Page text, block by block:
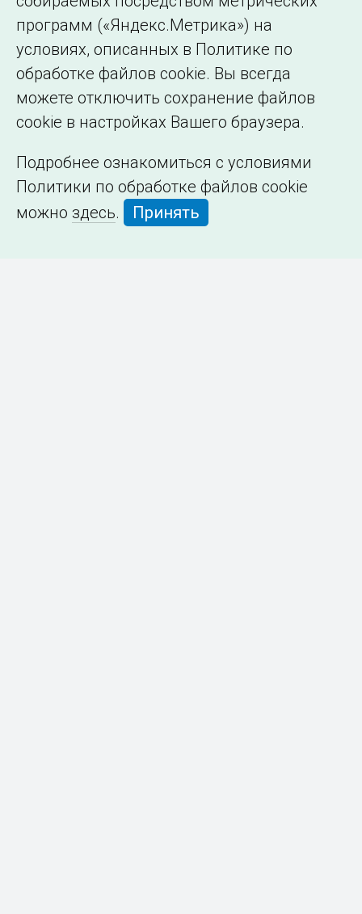
программ («Яндекс.Метрика») на
условиях, описанных в Политике по
обработке файлов cookie. Вы всегда
можете отключить сохранение файлов
cookie в настройках Вашего браузера.
Подробнее ознакомиться с условиями
Политики по обработке файлов cookie
можно здесь. Принять